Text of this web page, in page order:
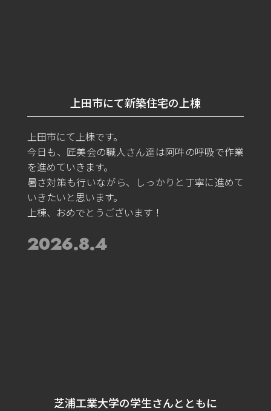
上田市にて新築住宅の上棟
上田市にて上棟です。
今日も、匠美会の職人さん達は阿吽の呼吸で作業
を進めていきます。
暑さ対策も行いながら、しっかりと丁寧に進めて
いきたいと思います。
上棟、おめでとうございます！
2026.8.4
芝浦工業大学の学生さんとともに